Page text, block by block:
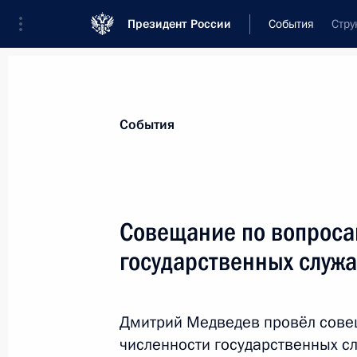
Президент России События
Новости
Поздравление работникам и
События
Совещание по
государственных
Дмитрий Медведев провёл
численности государственных